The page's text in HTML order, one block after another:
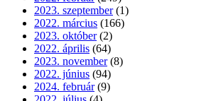
2023. szeptember (1)
2022. március (166)
2023. október (2)
2022. április (64)
2023. november (8)
2022. június (94)
2024. február (9)